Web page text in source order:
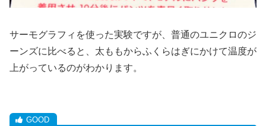
サーモグラフィを使った実験ですが、普通のユニクロのジ
ーンズに比べると、太ももからふくらはぎにかけて温度が
上がっているのがわかります。